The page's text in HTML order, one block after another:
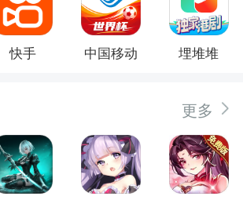
快手 中国移动 埋堆堆
更多